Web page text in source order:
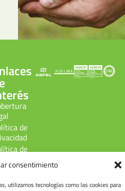
consentimiento
utilizamos tecnologías como las cookies para
de
de